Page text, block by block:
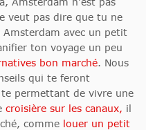
veut pas dire que tu ne
Amsterdam avec un petit
ton voyage un peu
bon marché. Nous
qui te feront
permettant de vivre une
croisière sur les canaux, il
comme louer un petit